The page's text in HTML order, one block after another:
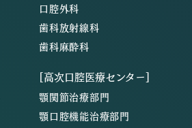
口腔外科
歯科放射線科
歯科麻酔科
[高次口腔医療センター]
顎関節治療部門
顎口腔機能治療部門